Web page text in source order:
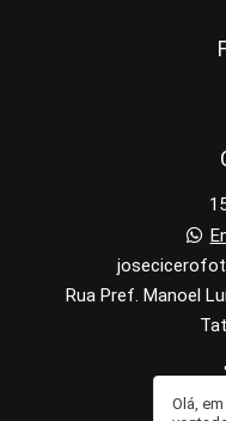
Rua Pref. Manoel
Olá,